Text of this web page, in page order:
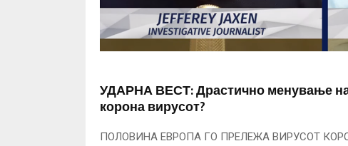
УДАРНА ВЕСТ: Драстично менување на
корона вирусот?
ПОЛОВИНА ЕВРОПА ГО ПРЕЛЕЖА ВИРУСОТ